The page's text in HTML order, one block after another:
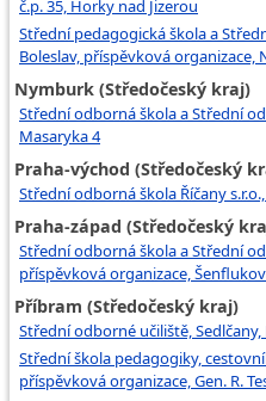
č.p. 35, Horky nad Jizerou
Střední pedagogická škola a
Boleslav, příspěvková organizace,
Nymburk (Středočeský kraj)
Střední odborná škola a Střední
Masaryka 4
Praha-východ (Středočeský
Střední odborná škola Říčany
Praha-západ (Středočeský
Střední odborná škola a Střední
příspěvková organizace,
Příbram (Středočeský kraj)
Střední odborné učiliště, Sedlčany,
Střední škola pedagogiky,
příspěvková organizace, Gen. R.